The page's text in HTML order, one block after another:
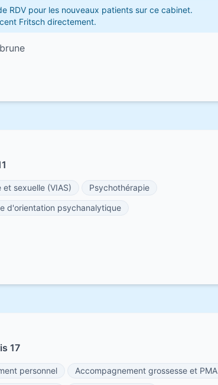
RDV pour les nouveaux patients sur ce cabinet.
Fritsch directement.
sexuelle (VIAS)
Psychothérapie
d'orientation psychanalytique
17
personnel
Accompagnement grossesse et PMA